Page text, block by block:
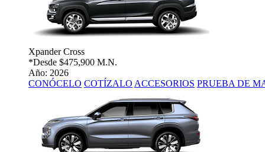
Xpander Cross
*Desde $475,900 M.N.
Año: 2026
CONÓCELO COTÍZALO ACCESORIOS PRUEBA DE